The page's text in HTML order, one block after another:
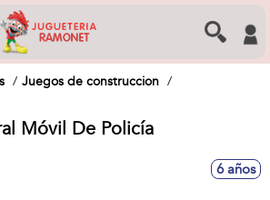
Juegos de construccion
Móvil De Policía
6 años